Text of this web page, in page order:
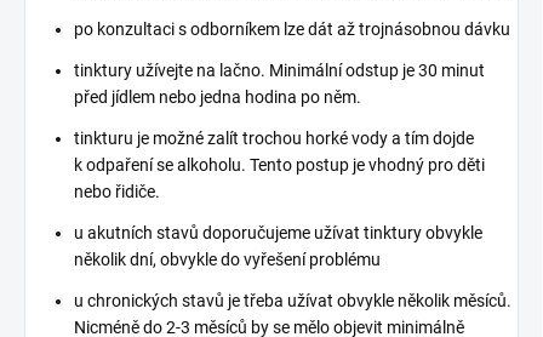
po konzultaci s odborníkem lze dát až trojnásobnou dávku
tinktury užívejte na lačno. Minimální odstup je 30 minut
před jídlem nebo jedna hodina po něm.
tinkturu je možné zalít trochou horké vody a tím dojde
k odpaření se alkoholu. Tento postup je vhodný pro děti
nebo řidiče.
u akutních stavů doporučujeme užívat tinktury obvykle
několik dní, obvykle do vyřešení problému
u chronických stavů je třeba užívat obvykle několik měsíců.
Nicméně do 2-3 měsíců by se mělo objevit minimálně